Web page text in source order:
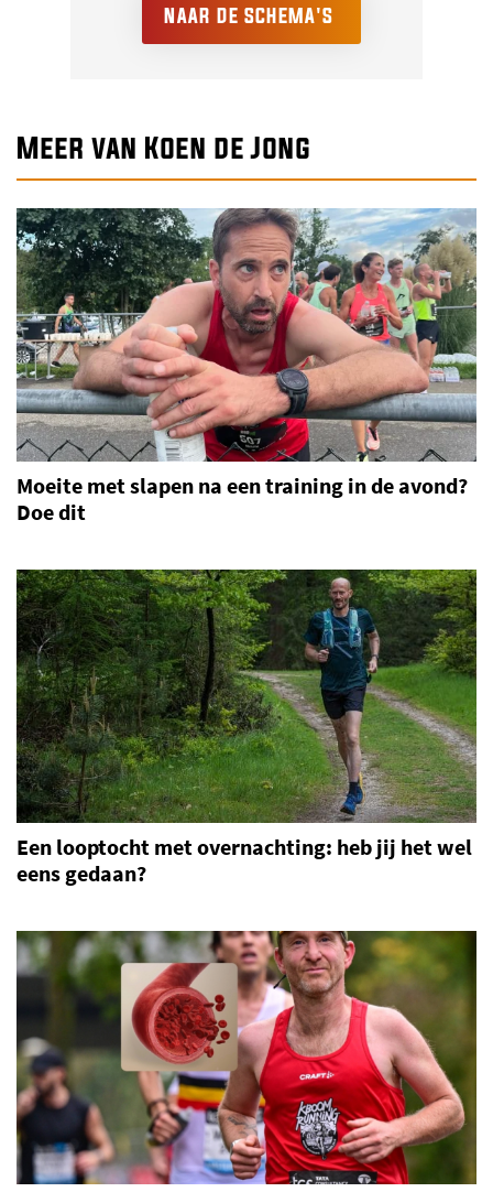
NAAR DE SCHEMA'S
Meer van Koen de Jong
Moeite met slapen na een training in de avond?
Doe dit
Een looptocht met overnachting: heb jij het wel
eens gedaan?